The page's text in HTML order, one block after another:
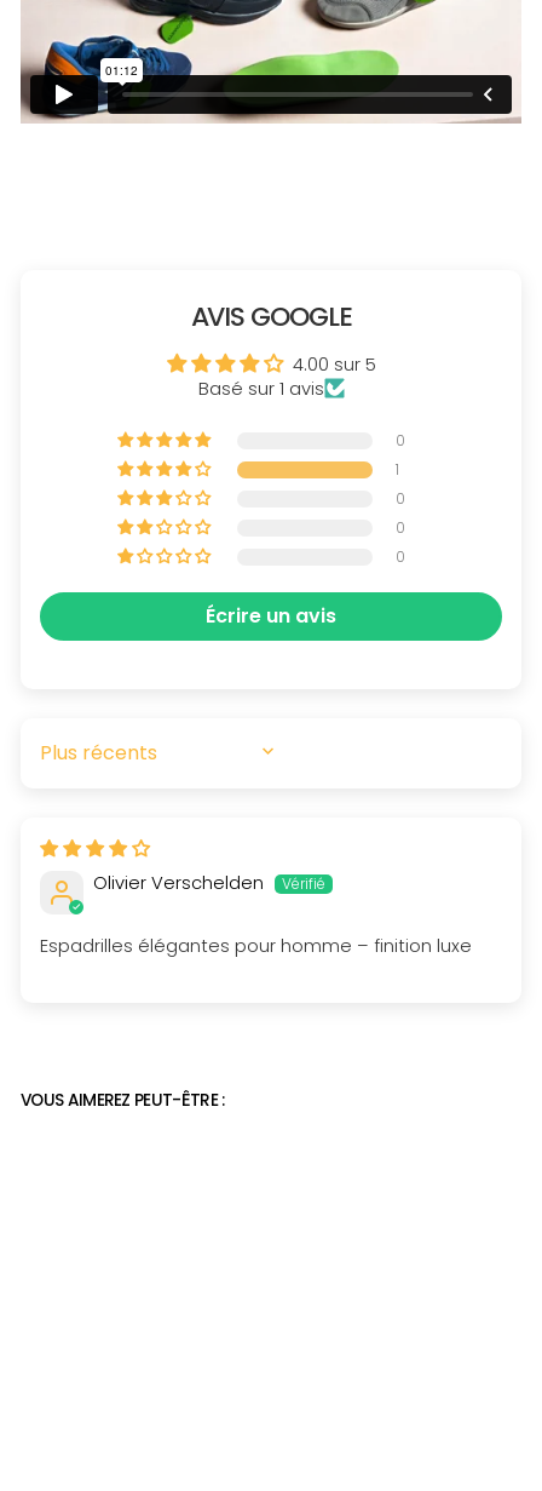
AVIS GOOGLE
4.00 sur 5
Basé sur 1 avis
0
1
0
0
0
Écrire un avis
SORT BY
Olivier Verschelden
Espadrilles élégantes pour homme – finition luxe
VOUS AIMEREZ PEUT-ÊTRE :